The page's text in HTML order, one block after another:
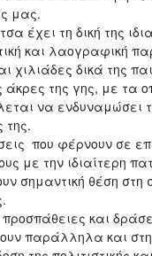
μας.
έχει τη δική της
και λαογραφική
χιλιάδες δικά της
άκρες της γης, με τα
να ενδυναμώσει
της.
που φέρνουν σε
με την ιδιαίτερη
σημαντική θέση στη
προσπάθειες και
παράλληλα και